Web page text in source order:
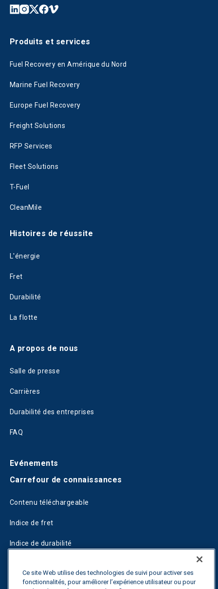
Produits et services
Fuel Recovery en Amérique du Nord
Marine Fuel Recovery
Europe Fuel Recovery
Freight Solutions
RFP Services
Fleet Solutions
T-Fuel
CleanMile
Histoires de réussite
L'énergie
Fret
Durabilité
La flotte
A propos de nous
Salle de presse
Carrières
Durabilité des entreprises
FAQ
Evénements
Carrefour de connaissances
Contenu téléchargeable
Indice de fret
Indice de durabilité
Guides
Ce site Web utilise des technologies de suivi pour activer ses
fonctionnalités, pour améliorer l’expérience utilisateur ou pour